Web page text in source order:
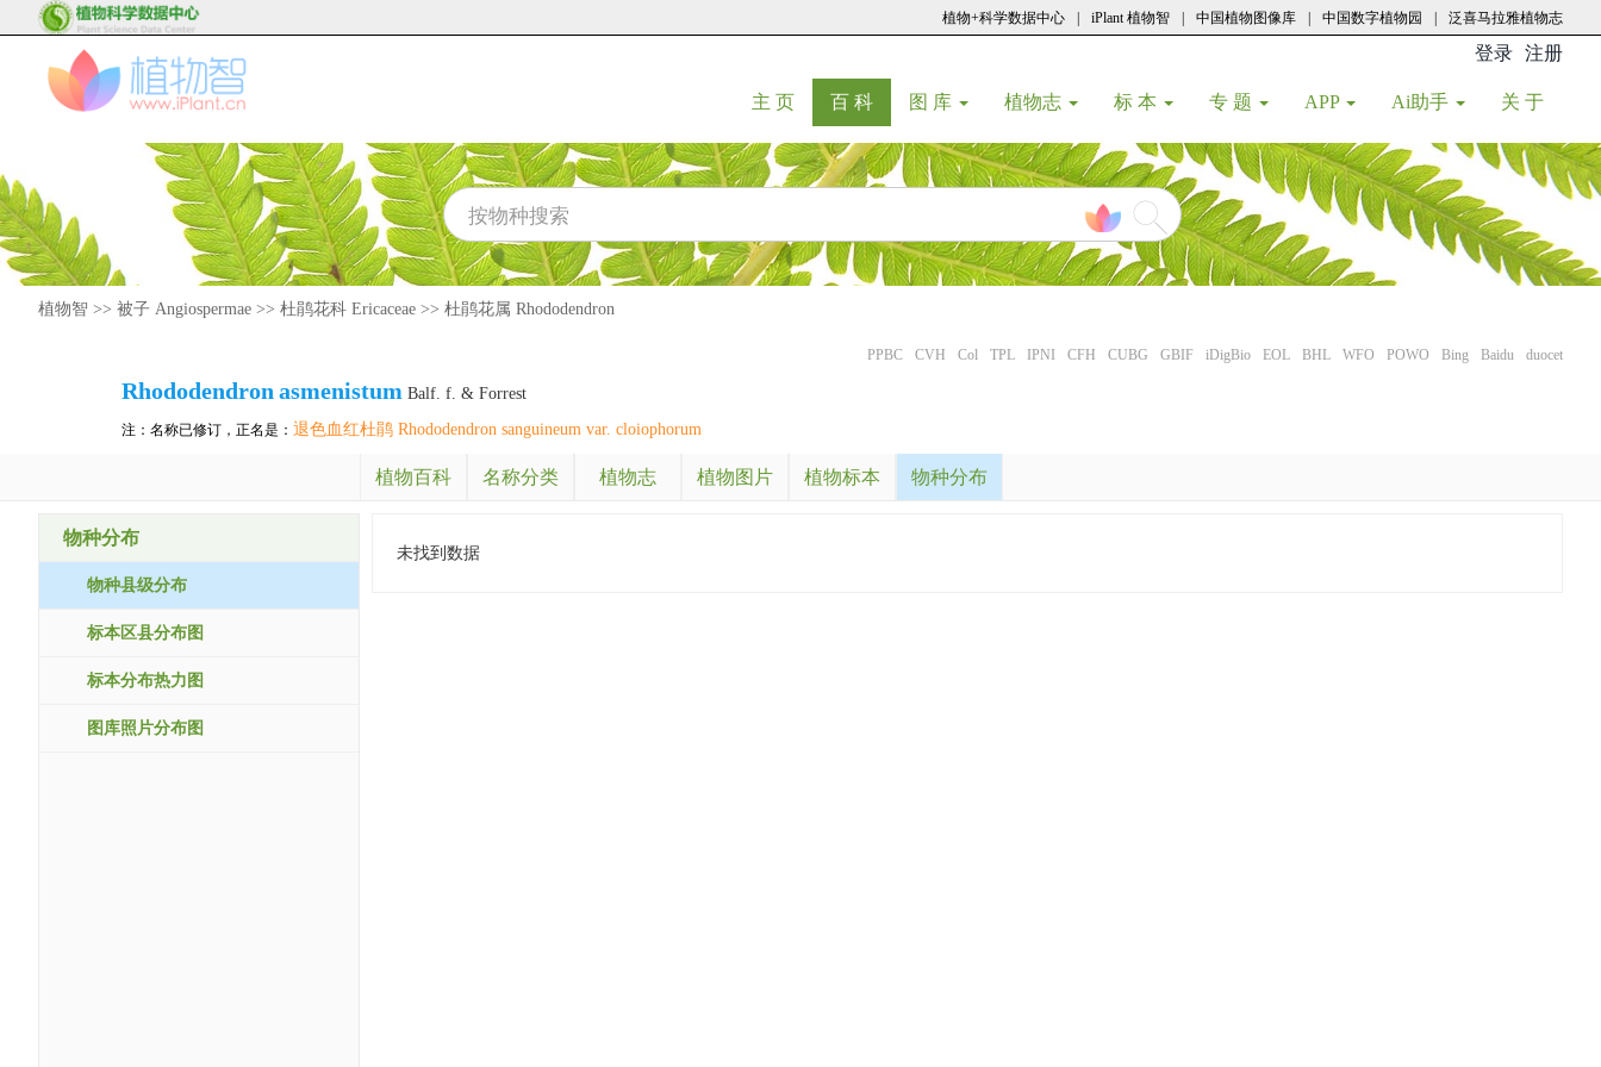
植物+科学数据中心 iPlant 植物智 中国植物图像库 中国数字植物园 泛喜马拉雅植物志
登录 注册
主 页(current)
百 科(current)
图 库 植物志 标 本 专 题 APP Ai助手 关 于
植物智 >> 被子 Angiospermae >> 杜鹃花科 Ericaceae >> 杜鹃花属 Rhododendron
PPBC CVH Col TPL IPNI CFH CUBG GBIF iDigBio EOL BHL WFO POWO Bing Baidu duocet
Rhododendron asmenistum Balf. f. & Forrest
注：名称已修订，正名是： 退色血红杜鹃 Rhododendron sanguineum var. cloiophorum
植物百科 名称分类 植物志 植物图片 植物标本 物种分布
物种分布
物种县级分布
标本区县分布图
标本分布热力图
图库照片分布图
未找到数据